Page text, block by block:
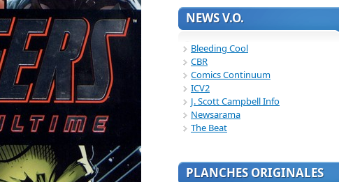
NEWS V.O.
Bleeding Cool
CBR
Comics Continuum
ICV2
J. Scott Campbell Info
Newsarama
The Beat
PLANCHES ORIGINALES